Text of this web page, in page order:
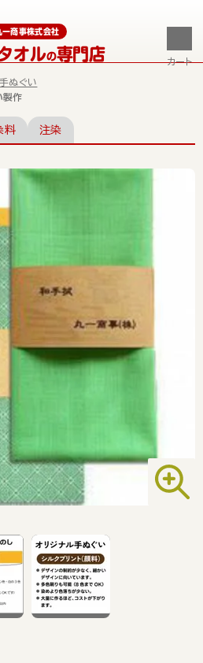
一商事株式会社
オルの専門店 カート
ぬぐい
製作
料 注染